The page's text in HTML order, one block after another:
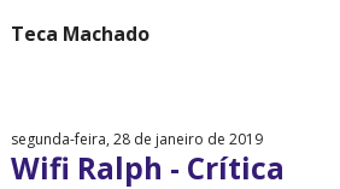
Teca Machado
segunda-feira, 28 de janeiro de 2019
Wifi Ralph - Crítica